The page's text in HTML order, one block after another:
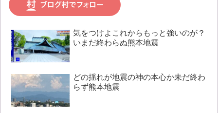
気をつけよこれからもっと強いのが？
いまだ終わらぬ熊本地震
どの揺れが地震の神の本心か未だ終わ
らず熊本地震